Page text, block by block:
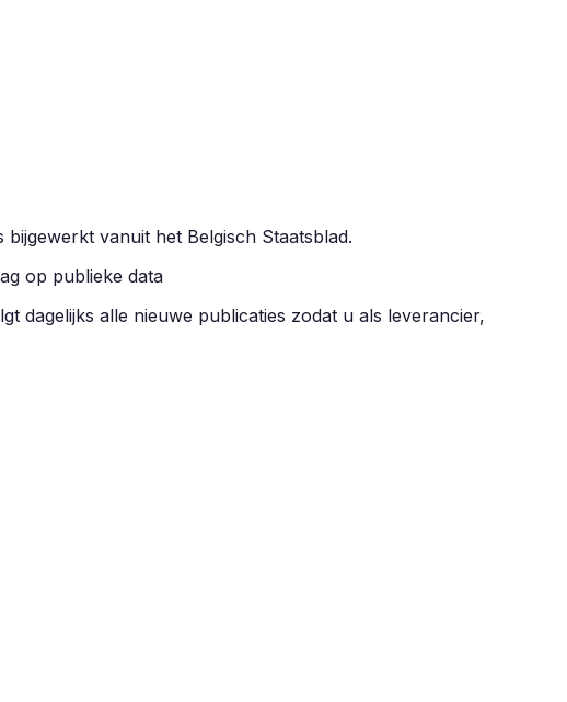
bijgewerkt vanuit het Belgisch Staatsblad.
op publieke data
dagelijks alle nieuwe publicaties zodat u als leverancier,